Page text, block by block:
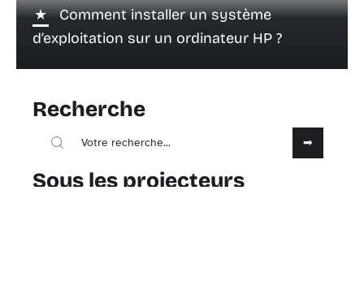
Comment installer un système
d’exploitation sur un ordinateur HP ?
Recherche
Sous les projecteurs